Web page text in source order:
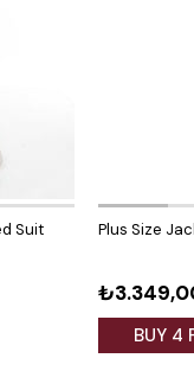
Suit Plus Size
BUY 4